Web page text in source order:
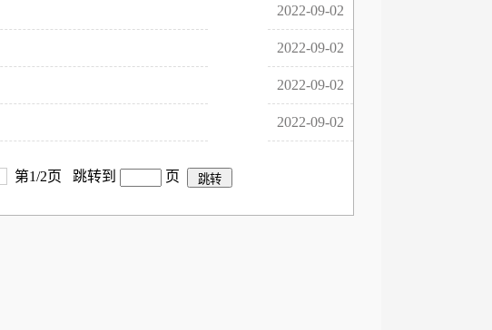
2022-09-02
2022-09-02
2022-09-02
2022-09-02
第1/2页 跳转到 页